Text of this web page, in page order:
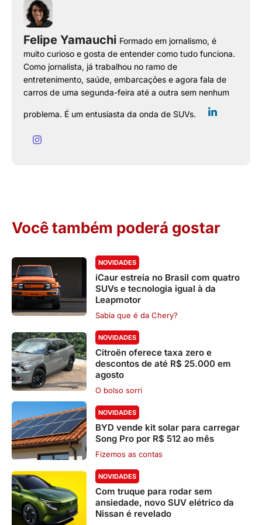
Felipe Yamauchi Formado em jornalismo, é
muito curioso e gosta de entender como tudo funciona.
Como jornalista, já trabalhou no ramo de
entretenimento, saúde, embarcações e agora fala de
carros de uma segunda-feira até a outra sem nenhum
problema. É um entusiasta da onda de SUVs.
Você também poderá gostar
NOVIDADES
iCaur estreia no Brasil com quatro
SUVs e tecnologia igual à da
Leapmotor
Sabia que é da Chery?
NOVIDADES
Citroën oferece taxa zero e
descontos de até R$ 25.000 em
agosto
O bolso sorri
NOVIDADES
BYD vende kit solar para carregar
Song Pro por R$ 512 ao mês
Fizemos as contas
NOVIDADES
Com truque para rodar sem
ansiedade, novo SUV elétrico da
Nissan é revelado